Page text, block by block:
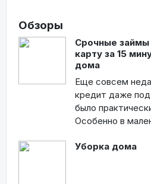
Обзоры
Срочные займы
карту за 15
дома
Еще совсем
кредит даже
было
Особенно в
Уборка дома